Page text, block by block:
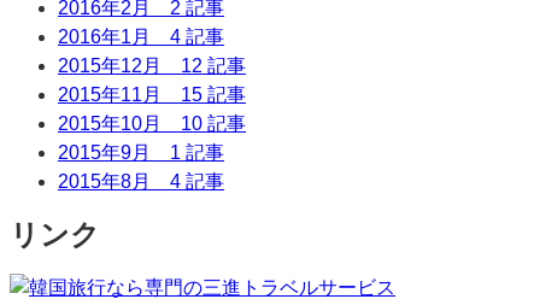
2016年2月 2 記事
2016年1月 4 記事
2015年12月 12 記事
2015年11月 15 記事
2015年10月 10 記事
2015年9月 1 記事
2015年8月 4 記事
リンク